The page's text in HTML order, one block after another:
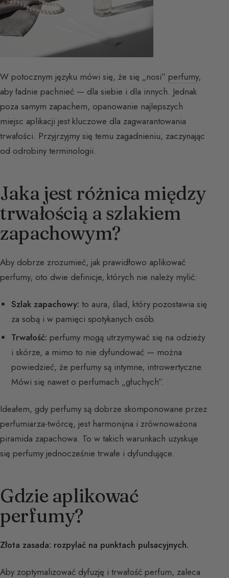
W potocznym języku mówi się, że się „nosi” perfumy,
aby ładnie pachnieć — dla siebie i dla innych. Jednak
poza samym zapachem, opanowanie najlepszych
miejsc aplikacji jest kluczowe dla zagwarantowania
trwałości. Przyjrzyjmy się temu zagadnieniu, zaczynając
od odrobiny terminologii.
Jaka jest różnica między
trwałością a szlakiem
zapachowym?
Aby dobrze zrozumieć, jak prawidłowo aplikować
perfumy, oto dwie definicje, których nie należy mylić:
Szlak zapachowy: to aura, ślad, który pozostawia się
za sobą i w pamięci spotykanych osób.
Trwałość: perfumy mogą utrzymywać się na odzieży
i skórze, a mimo to nie dyfundować — można
powiedzieć, że perfumy są intymne, introwertyczne.
Mówi się nawet o perfumach „głuchych”.
Ideałem, gdy perfumy są dobrze skomponowane przez
perfumiarza-twórcę, jest harmonijna i zrównoważona
piramida zapachowa. To w takich warunkach uzyskuje
się perfumy jednocześnie trwałe i dyfundujące.
Gdzie aplikować
perfumy?
Złota zasada: rozpylać na punktach pulsacyjnych.
Aby zoptymalizować dyfuzję i trwałość perfum, zaleca